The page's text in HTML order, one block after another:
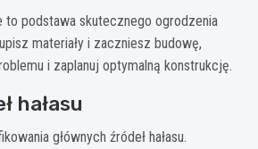
to podstawa skutecznego ogrodzenia
materiały i zaczniesz budowę,
i zaplanuj optymalną konstrukcję.
hałasu
głównych źródeł hałasu.